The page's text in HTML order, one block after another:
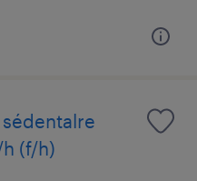
(f/h)